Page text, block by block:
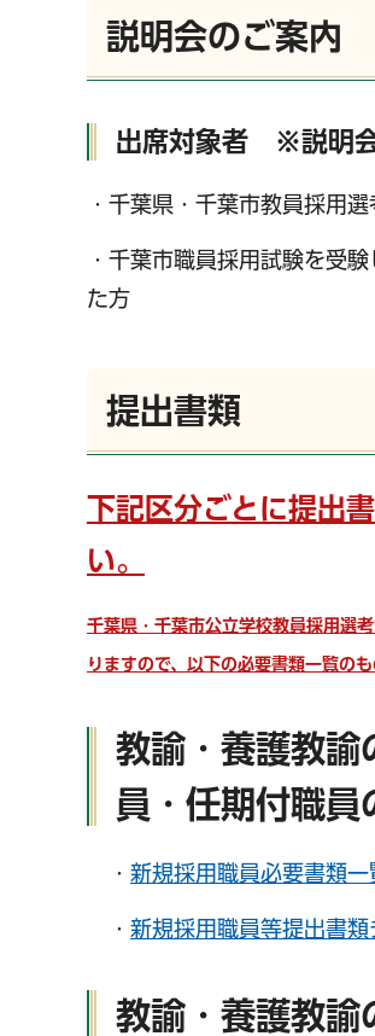
説明会のご案内
出席対象者 ※説明会
・千葉県・千葉市教員採用
・千葉市職員採用試験を受
た方
提出書類
下記区分ごとに提出
い。
千葉県・千葉市公立学校教員採用選
りますので、以下の必要書類一覧のも
教諭・養護教諭
員・任期付職員
・ 新規採用職員必要書類
・ 新規採用職員等提出書
教諭・養護教諭